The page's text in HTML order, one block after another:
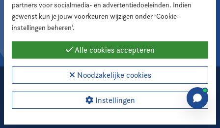
Volg ons
2026 Nederlandse Vereniging voor Raadsleden
Cookie instellingen
partners voor socialmedia- en advertentiedoeleinden. Indien
gewenst kun je jouw voorkeuren wijzigen onder ‘Cookie-
instellingen beheren’.
Alle cookies accepteren
Noodzakelijke cookies
Instellingen